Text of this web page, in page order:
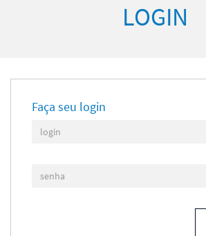
LOGIN
Faça seu login